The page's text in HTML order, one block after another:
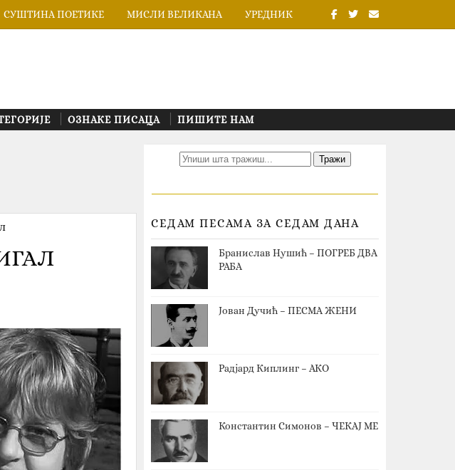
СУШТИНА ПОЕТИКЕ МИСЛИ ВЕЛИКАНА УРЕДНИК
ОЗНАКЕ ПИСАЦА ПИШИТЕ НАМ
СЕДАМ ПЕСАМА ЗА СЕДАМ ДАНА
Бранислав Нушић – ПОГРЕБ ДВА
РАБА
Јован Дучић – ПЕСМА ЖЕНИ
Радјард Киплинг – АКО
Константин Симонов – ЧЕКАЈ МЕ